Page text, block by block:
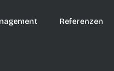
Referenzen